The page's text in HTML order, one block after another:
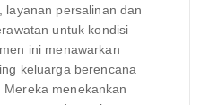
layanan persalinan dan
untuk kondisi
ini menawarkan
keluarga berencana
menekankan